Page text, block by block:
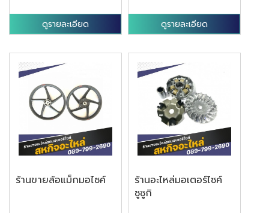
ดูรายละเอียด ดูรายละเอียด
ร้านขายล้อแม็กมอไซค์
ร้านอะไหล่มอเตอร์ไซค์
ซูซูกิ